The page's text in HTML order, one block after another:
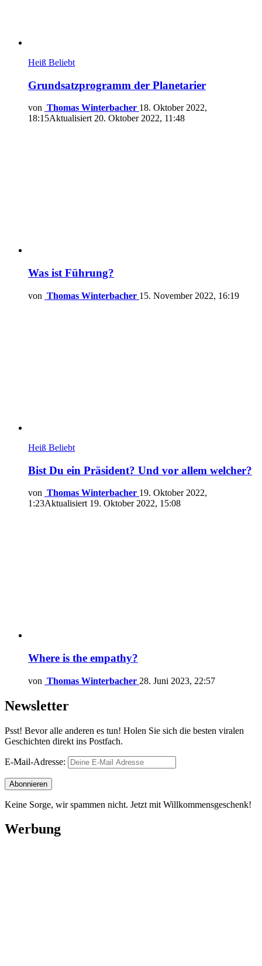
Heiß Beliebt
Grundsatzprogramm der Planetarier
von Thomas Winterbacher 18. Oktober 2022,
18:15Aktualisiert 20. Oktober 2022, 11:48
Was ist Führung?
von Thomas Winterbacher 15. November 2022, 16:19
Heiß Beliebt
Bist Du ein Präsident? Und vor allem welcher?
von Thomas Winterbacher 19. Oktober 2022,
1:23Aktualisiert 19. Oktober 2022, 15:08
Where is the empathy?
von Thomas Winterbacher 28. Juni 2023, 22:57
Newsletter
Psst! Bevor alle anderen es tun! Holen Sie sich die besten viralen
Geschichten direkt ins Postfach.
E-Mail-Adresse:
Keine Sorge, wir spammen nicht. Jetzt mit Willkommensgeschenk!
Werbung